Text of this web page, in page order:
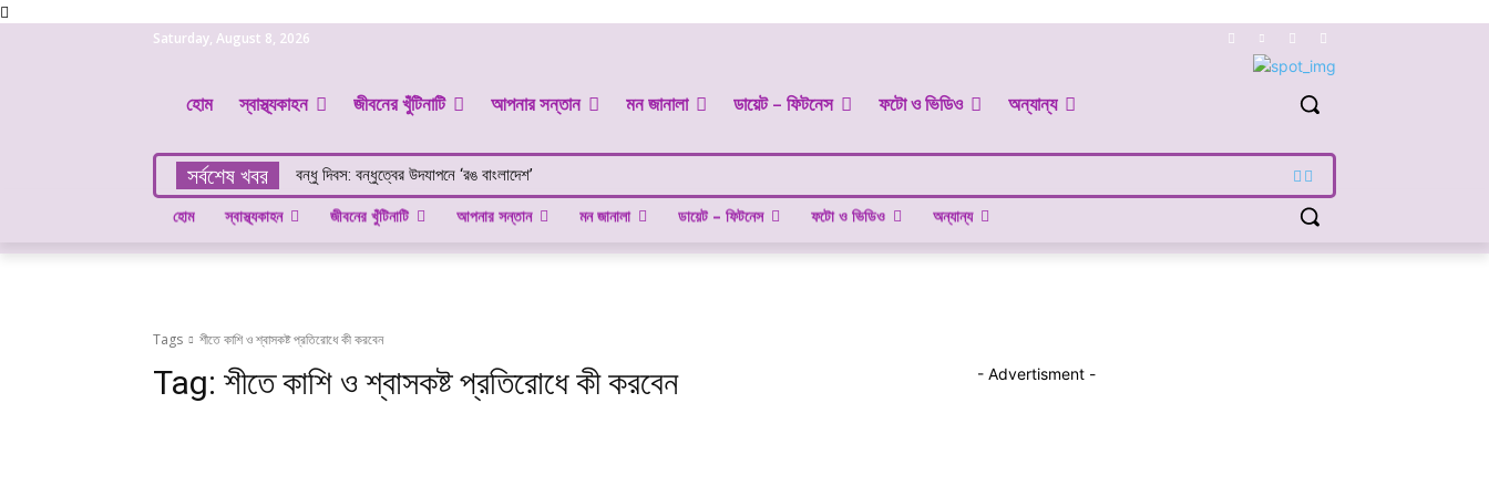
Saturday, August 8, 2026
হোম স্বাস্থ্যকাহন জীবনের খুঁটিনাটি আপনার সন্তান মন জানালা ডায়েট – ফিটনেস ফটো ও ভিডিও অন্যান্য
সর্বশেষ খবর বন্ধু দিবস: বন্ধুত্বের উদযাপনে ‘রঙ বাংলাদেশ’
হোম স্বাস্থ্যকাহন জীবনের খুঁটিনাটি আপনার সন্তান মন জানালা ডায়েট – ফিটনেস ফটো ও ভিডিও অন্যান্য
Tags শীতে কাশি ও শ্বাসকষ্ট প্রতিরোধে কী করবেন
Tag: শীতে কাশি ও শ্বাসকষ্ট প্রতিরোধে কী করবেন - Advertisment -